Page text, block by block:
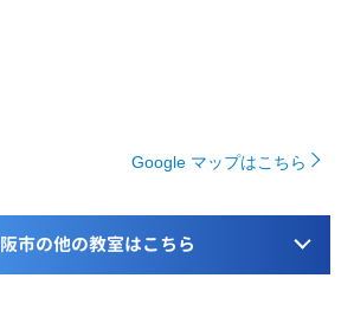
Google マップはこちら
市の他の教室はこちら